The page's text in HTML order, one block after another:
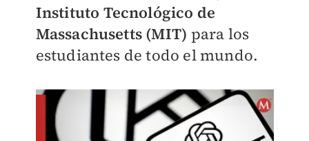
Instituto Tecnológico de
Massachusetts (MIT) para los
estudiantes de todo el mundo.